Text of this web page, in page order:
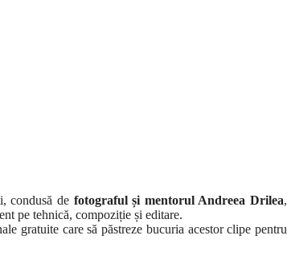
condusă de fotograful și mentorul Andreea Drilea,
pe tehnică, compoziție și editare.
gratuite care să păstreze bucuria acestor clipe pentru